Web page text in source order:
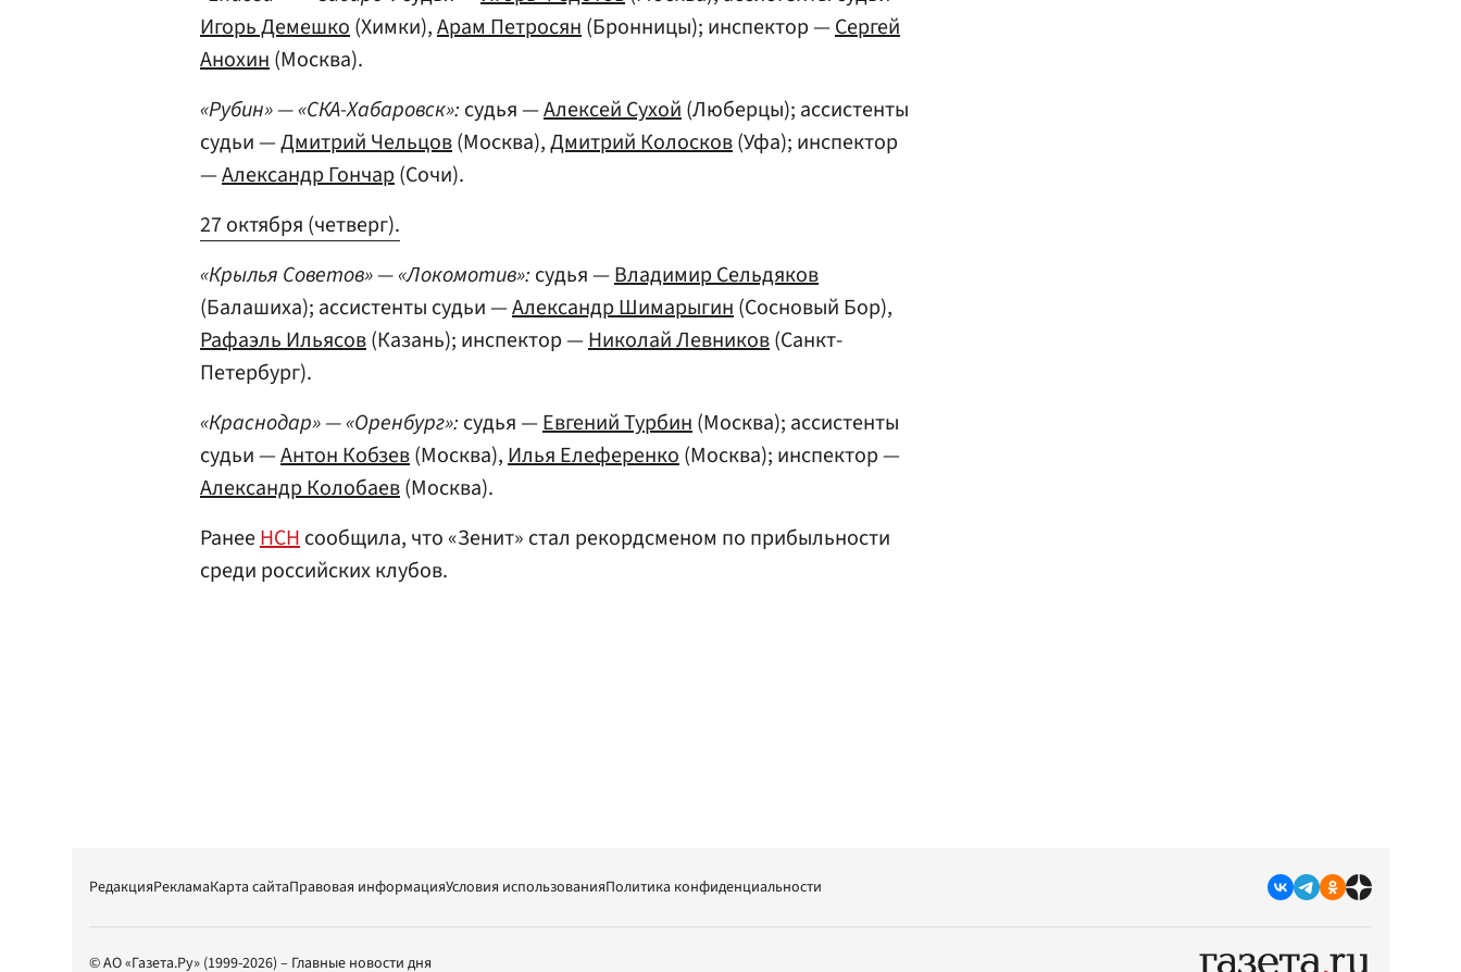
Игорь Демешко(Химки),Арам Петросян(Бронницы); инспектор —Сергей
Анохин(Москва).
«Рубин» — «СКА-Хабаровск»: судья —Алексей Сухой(Люберцы); ассистенты
судьи —Дмитрий Чельцов(Москва),Дмитрий Колосков(Уфа); инспектор
—Александр Гончар(Сочи).
27 октября (четверг).
«Крылья Советов» — «Локомотив»: судья —Владимир Сельдяков
(Балашиха); ассистенты судьи —Александр Шимарыгин(Сосновый Бор),
Рафаэль Ильясов(Казань); инспектор —Николай Левников(Санкт-
Петербург).
«Краснодар» — «Оренбург»: судья —Евгений Турбин(Москва); ассистенты
судьи —Антон Кобзев(Москва),Илья Елеференко(Москва); инспектор —
Александр Колобаев(Москва).
РанееНСНсообщила, что «Зенит» стал рекордсменом по прибыльности
среди российских клубов.
РедакцияРекламаКарта сайтаПравовая информацияУсловия использованияПолитика конфиденциальности
© АО «Газета.Ру» (1999-2026) – Главные новости дня